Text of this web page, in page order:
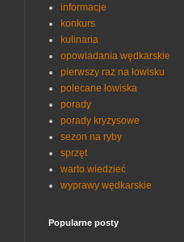
informacje
konkurs
kulinaria
opowiadania wędkarskie
pierwszy raz na łowisku
polecane łowiska
porady
porady kryzysowe
sezon na ryby
sprzęt
warto wiedzieć
wyprawy wędkarskie
Popularne posty